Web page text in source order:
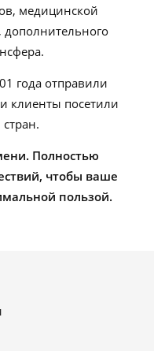
медицинской
дополнительного
года отправили
клиенты посетили
Полностью
чтобы ваше
пользой.